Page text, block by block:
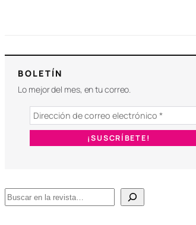
BOLETÍN
Lo mejor del mes, en tu correo.
B